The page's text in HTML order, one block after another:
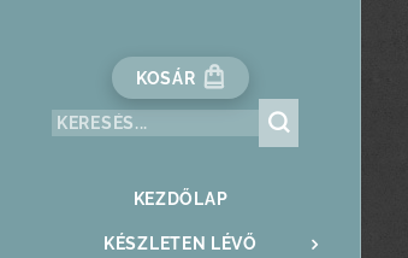
KOSÁR
KEZDŐLAP
KÉSZLETEN LÉVŐ